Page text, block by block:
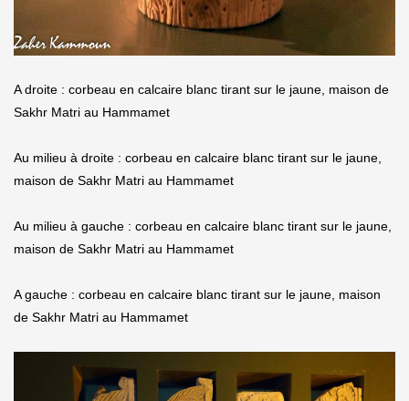
A droite : corbeau en calcaire blanc tirant sur le jaune, maison de
Sakhr Matri au Hammamet
Au milieu à droite : corbeau en calcaire blanc tirant sur le jaune,
maison de Sakhr Matri au Hammamet
Au milieu à gauche : corbeau en calcaire blanc tirant sur le jaune,
maison de Sakhr Matri au Hammamet
A gauche : corbeau en calcaire blanc tirant sur le jaune, maison
de Sakhr Matri au Hammamet